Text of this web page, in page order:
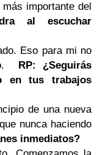
importante del
al escuchar
Eso para mi no
RP: ¿Seguirás
en tus trabajos
de una nueva
nunca haciendo
inmediatos?